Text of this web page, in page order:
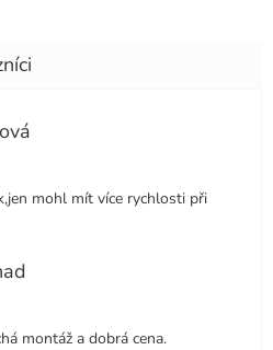
je 5 z 5 hvězdiček.
mohl mít více rychlosti při
je 5 z 5 hvězdiček.
montáž a dobrá cena.